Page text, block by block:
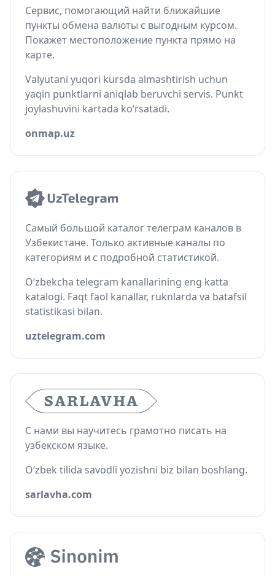
Сервис, помогающий найти ближайшие
пункты обмена валюты с выгодным курсом.
Покажет местоположение пункта прямо на
карте.
Valyutani yuqori kursda almashtirish uchun
yaqin punktlarni aniqlab beruvchi servis. Punkt
joylashuvini kartada ko‘rsatadi.
onmap.uz
Самый большой каталог телеграм каналов в
Узбекистане. Только активные каналы по
категориям и с подробной статистикой.
O‘zbekcha telegram kanallarining eng katta
katalogi. Faqt faol kanallar, ruknlarda va batafsil
statistikasi bilan.
uztelegram.com
С нами вы научитесь грамотно писать на
узбекском языке.
O‘zbek tilida savodli yozishni biz bilan boshlang.
sarlavha.com